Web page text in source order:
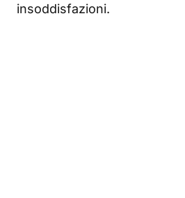
insoddisfazioni.